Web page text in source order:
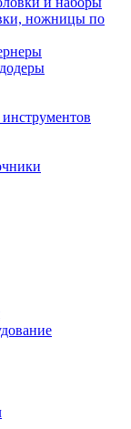
ножницы по